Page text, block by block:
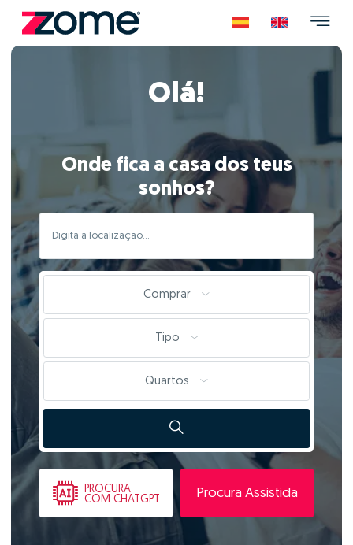
Olá!
Onde fica a casa dos teus
sonhos?
Comprar
Tipo
Quartos
PROCURA
COM CHATGPT
Procura Assistida